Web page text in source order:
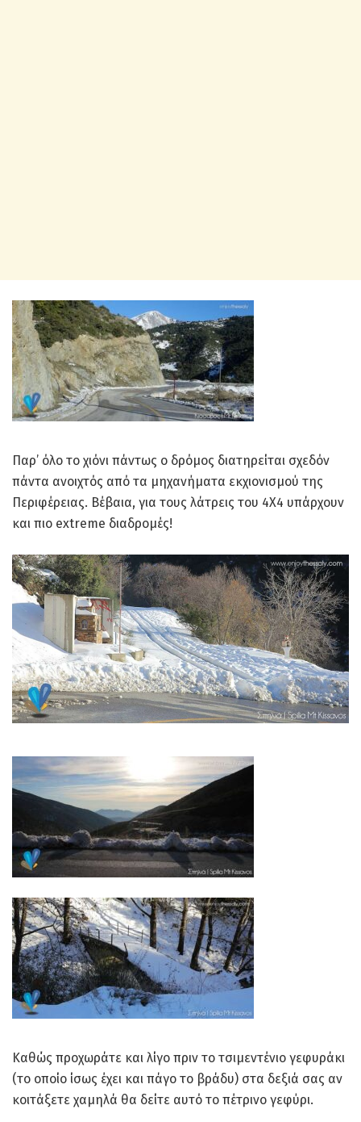
Παρ’ όλο το χιόνι πάντως ο δρόμος διατηρείται σχεδόν
πάντα ανοιχτός από τα μηχανήματα εκχιονισμού της
Περιφέρειας. Βέβαια, για τους λάτρεις του 4Χ4 υπάρχουν
και πιο extreme διαδρομές!
Καθώς προχωράτε και λίγο πριν το τσιμεντένιο γεφυράκι
(το οποίο ίσως έχει και πάγο το βράδυ) στα δεξιά σας αν
κοιτάξετε χαμηλά θα δείτε αυτό το πέτρινο γεφύρι.